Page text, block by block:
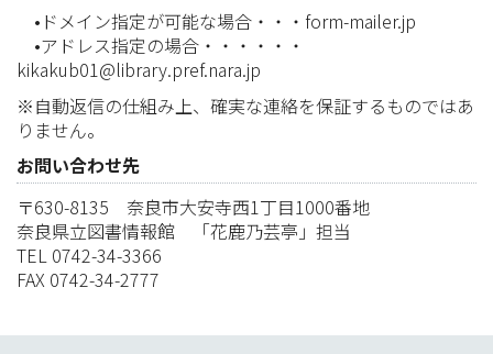
•ドメイン指定が可能な場合・・・form-mailer.jp
•アドレス指定の場合・・・・・・
kikakub01@library.pref.nara.jp
※自動返信の仕組み上、確実な連絡を保証するものではあ
りません。
お問い合わせ先
〒630-8135 奈良市大安寺西1丁目1000番地
奈良県立図書情報館 「花鹿乃芸亭」担当
TEL 0742-34-3366
FAX 0742-34-2777